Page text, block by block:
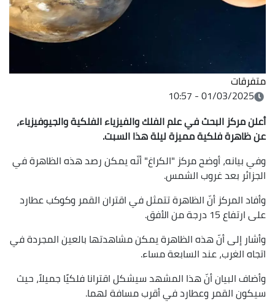
متفرقات
01/03/2025 - 10:57
أعلن مركز البحث في علم الفلك والفيزياء الفلكية والجيوفيزياء،
عن ظاهرة فلكية مميزة ليلة هذا السبت.
وفي بيانه، أوضح مركز "الكراغ" أنّه يمكن رصد هذه الظاهرة في
الجزائر بعد غروب الشمس.
وأفاد المركز أنّ الظاهرة تتمثل في اقتران القمر وكوكب عطارد
على ارتفاع 15 درجة من الأفق.
وأشار إلى أنّ هذه الظاهرة يمكن مشاهدتها بالعين المجردة في
اتجاه الغرب، عند السابعة مساء.
وأضاف البيان أنّ هذا المشهد سيشكل اقترانا فلكيًا جميلاً، حيث
سيكون القمر وعطارد في أقرب مسافة لهما.